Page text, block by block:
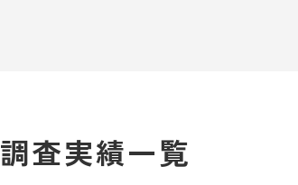
調査実績一覧